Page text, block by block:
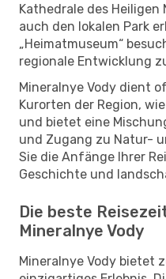
Kathedrale des Heiligen
auch den lokalen Park
„Heimatmuseum“
regionale Entwicklung
Mineralnye Vody dient
Kurorten der Region,
und bietet eine
und Zugang zu Natur-
Sie die Anfänge Ihrer
Geschichte und
Die beste
Mineralnye Vody
Mineralnye Vody bietet